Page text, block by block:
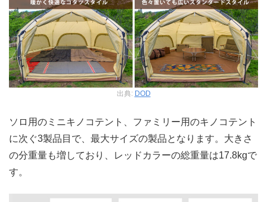
出典: DOD
ソロ用のミニキノコテント、ファミリー用のキノコテント
に次ぐ3製品目で、最大サイズの製品となります。大きさ
の分重量も増しており、レッドカラーの総重量は17.8kgで
す。